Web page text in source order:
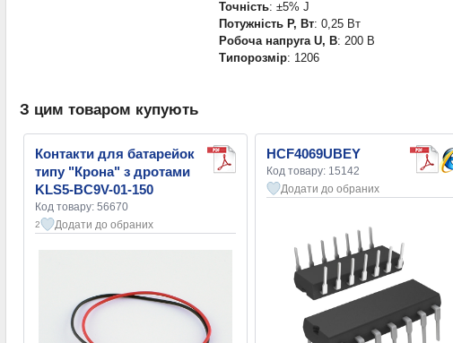
Точність: ±5% J
Потужність P, Вт: 0,25 Вт
Робоча напруга U, В: 200 В
Типорозмір: 1206
З цим товаром купують
Контакти для батарейок
типу "Крона" з дротами
KLS5-BC9V-01-150
Код товару: 56670
2 Додати до обраних
HCF4069UBEY
Код товару: 15142
Додати до обраних